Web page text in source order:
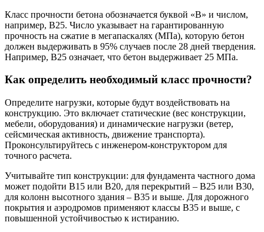
Класс прочности бетона обозначается буквой «B» и числом,
например, B25. Число указывает на гарантированную
прочность на сжатие в мегапаскалях (МПа), которую бетон
должен выдерживать в 95% случаев после 28 дней твердения.
Например, B25 означает, что бетон выдерживает 25 МПа.
Как определить необходимый класс прочности?
Определите нагрузки, которые будут воздействовать на
конструкцию. Это включает статические (вес конструкции,
мебели, оборудования) и динамические нагрузки (ветер,
сейсмическая активность, движение транспорта).
Проконсультируйтесь с инженером-конструктором для
точного расчета.
Учитывайте тип конструкции: для фундамента частного дома
может подойти B15 или B20, для перекрытий – B25 или B30,
для колонн высотного здания – B35 и выше. Для дорожного
покрытия и аэродромов применяют классы B35 и выше, с
повышенной устойчивостью к истиранию.